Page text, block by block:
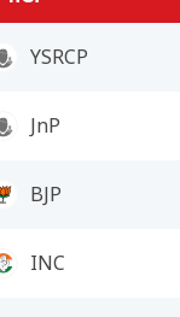
YSRCP
JnP
BJP
INC